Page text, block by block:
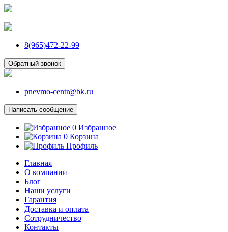
8(965)472-22-99
Обратный звонок
pnevmo-centr@bk.ru
Написать сообщение
0 Избранное
0 Корзина
Профиль
Главная
О компании
Блог
Наши услуги
Гарантия
Доставка и оплата
Сотрудничество
Контакты